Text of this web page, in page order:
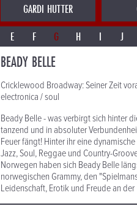
GARDI HUTTER
E F G H I J
BEADY BELLE
Cricklewood Broadway: Seiner Zeit
electronica / soul
Beady Belle - was verbirgt sich hinter
tanzend und in absoluter
Feuer fängt! Hinter ihr eine
Jazz, Soul, Reggae und Country-
Norwegen haben sich Beady Belle
norwegischen Grammy, den
Leidenschaft, Erotik und Freude an